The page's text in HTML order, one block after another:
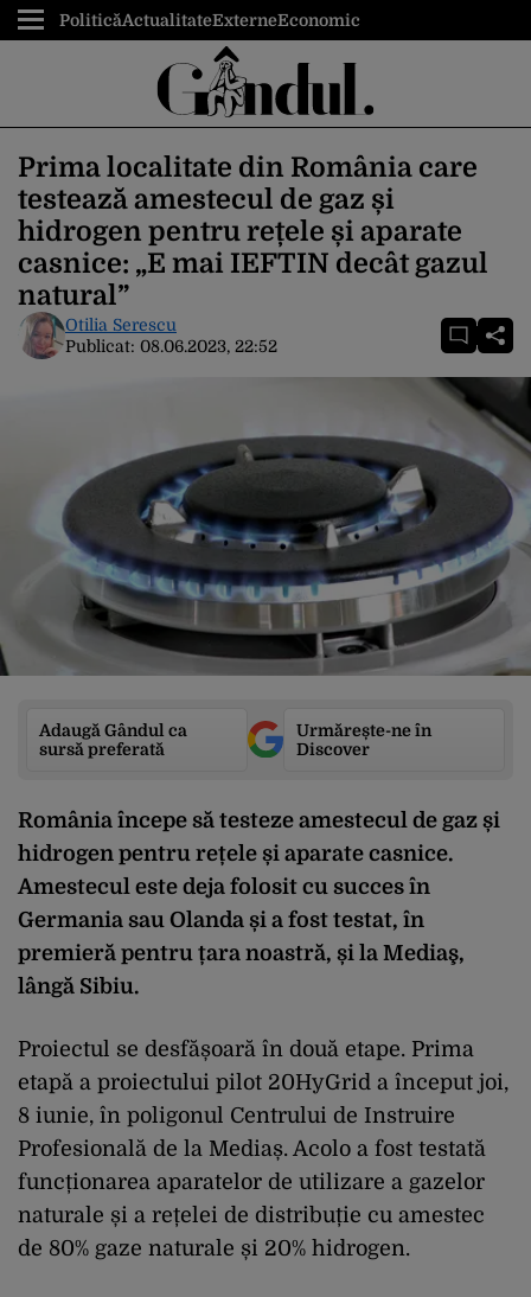
PoliticăActualitateExterneEconomic
Prima localitate din România care
testează amestecul de gaz și
hidrogen pentru rețele și aparate
casnice: „E mai IEFTIN decât gazul
natural”
Otilia Serescu
Publicat: 08.06.2023, 22:52
Adaugă Gândul ca
sursă preferată
Urmărește-ne în
Discover
România începe să testeze amestecul de gaz și
hidrogen pentru rețele și aparate casnice.
Amestecul este deja folosit cu succes în
Germania sau Olanda și a fost testat, în
premieră pentru țara noastră, și la Mediaş,
lângă Sibiu.
Proiectul se desfășoară în două etape. Prima
etapă a proiectului pilot 20HyGrid a început joi,
8 iunie, în poligonul Centrului de Instruire
Profesională de la Mediaș. Acolo a fost testată
funcționarea aparatelor de utilizare a gazelor
naturale și a rețelei de distribuție cu amestec
de 80% gaze naturale și 20% hidrogen.